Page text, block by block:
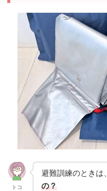
トコ
避難訓練のときは、
の？